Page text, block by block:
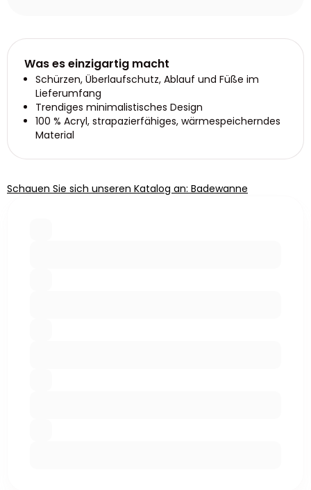
Was es einzigartig macht
Schürzen, Überlaufschutz, Ablauf und Füße im
Lieferumfang
Trendiges minimalistisches Design
100 % Acryl, strapazierfähiges, wärmespeicherndes
Material
Schauen Sie sich unseren Katalog an: Badewanne